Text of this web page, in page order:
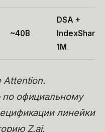
~40B
DSA +
IndexShare,
1M
Attention.
официальному
линейки
Z.ai.